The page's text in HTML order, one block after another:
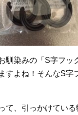
馴染みの「S字フッ
すよね！そんなS字
て、引っかけてい